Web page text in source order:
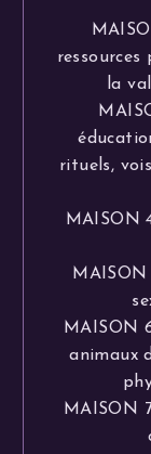
ressources
la
rituels,
MAISON
MAISON
animaux
MAISON